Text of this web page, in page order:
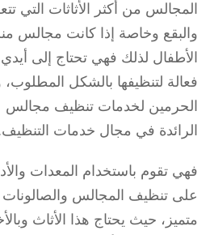
المجالس من أكثر الأثاثات التي
والبقع وخاصة إذا كانت مجالس
الأطفال لذلك فهي تحتاج إلى
فعالة لتنظيفها بالشكل
الحرمين لخدمات تنظيف
الرائدة في مجال خدمات
فهي تقوم باستخدام المعدات
على تنظيف المجالس والصالونات
متميز، حيث يحتاج هذا الأثاث